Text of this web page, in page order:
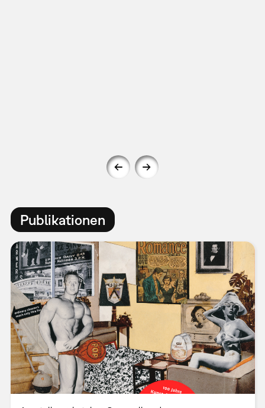
Publikationen